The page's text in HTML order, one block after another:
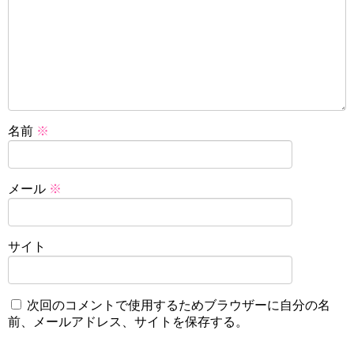
名前 ※
メール ※
サイト
次回のコメントで使用するためブラウザーに自分の名
前、メールアドレス、サイトを保存する。